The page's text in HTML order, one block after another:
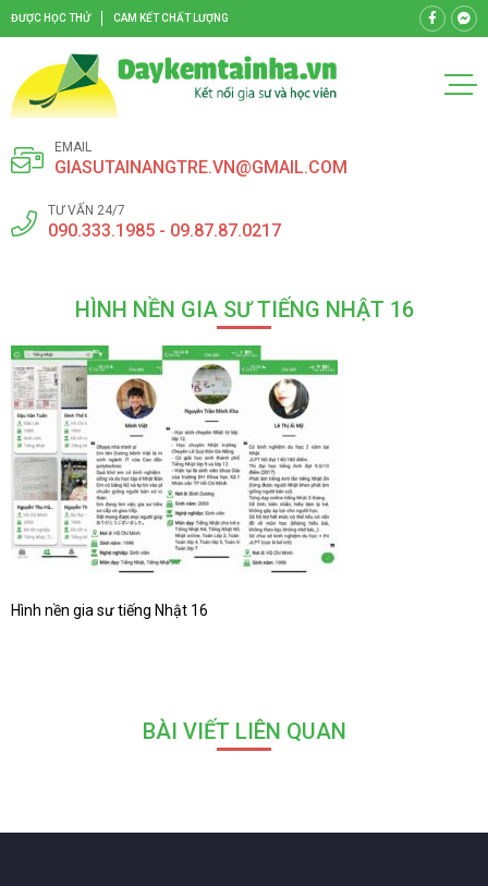
ĐƯỢC HỌC THỬ CAM KẾT CHẤT LƯỢNG
EMAIL
GIASUTAINANGTRE.VN@GMAIL.COM
TƯ VẤN 24/7
090.333.1985 - 09.87.87.0217
HÌNH NỀN GIA SƯ TIẾNG NHẬT 16
Hình nền gia sư tiếng Nhật 16
BÀI VIẾT LIÊN QUAN